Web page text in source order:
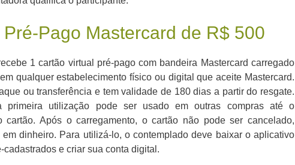
Pago Mastercard de R$ 500
1 cartão virtual pré-pago com bandeira Mastercard carregado
qualquer estabelecimento físico ou digital que aceite Mastercard.
ou transferência e tem validade de 180 dias a partir do resgate.
primeira utilização pode ser usado em outras compras até o
cartão. Após o carregamento, o cartão não pode ser cancelado,
dinheiro. Para utilizá-lo, o contemplado deve baixar o aplicativo
e criar sua conta digital.